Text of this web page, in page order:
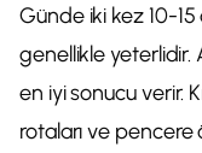
Günde iki kez 10-15
genellikle yeterlidir.
en iyi sonucu verir.
rotaları ve